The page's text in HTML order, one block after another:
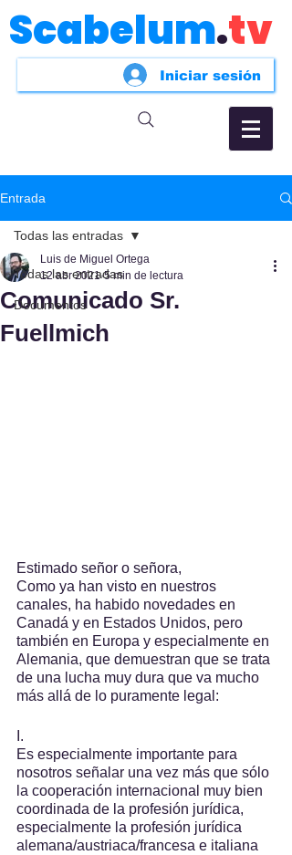
Scabelum.tv
Iniciar sesión
Entrada
Todas las entradas
Documentos
Todas las entradas
Comunicado Sr.
Fuellmich
Luis de Miguel Ortega
12 abr 2021 5 min de lectura
Estimado señor o señora,
Como ya han visto en nuestros
canales, ha habido novedades en
Canadá y en Estados Unidos, pero
también en Europa y especialmente en
Alemania, que demuestran que se trata
de una lucha muy dura que va mucho
más allá de lo puramente legal:
I.
Es especialmente importante para
nosotros señalar una vez más que sólo
la cooperación internacional muy bien
coordinada de la profesión jurídica,
especialmente la profesión jurídica
alemana/austriaca/francesa e italiana